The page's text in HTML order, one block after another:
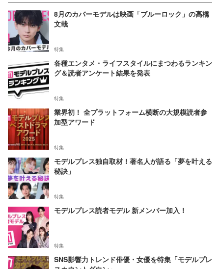
8月のカバーモデルは映画「ブルーロック」の高橋
文哉
特集
各種エンタメ・ライフスタイルにまつわるランキン
グ＆読者アンケート結果を発表
特集
業界初！ 全プラットフォーム横断の大規模読者参
加型アワード
特集
モデルプレス独自取材！著名人が語る「夢を叶える
秘訣」
特集
モデルプレス読者モデル 新メンバー加入！
特集
SNS影響力トレンド俳優・女優を特集「モデルプレ